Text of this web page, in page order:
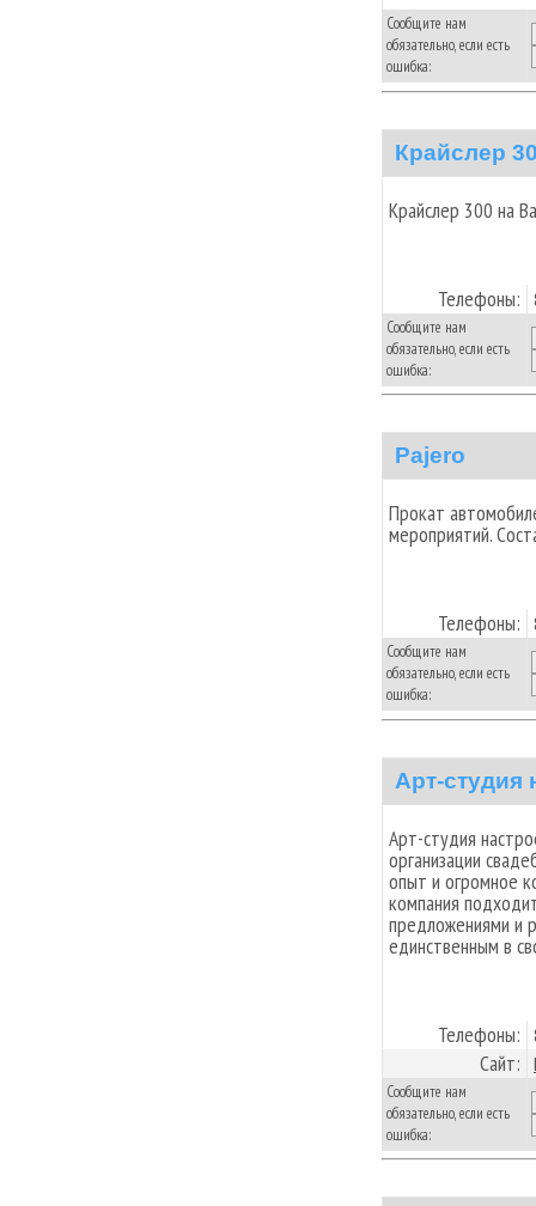
Сообщите нам
обязательно, если есть
ошибка:
Крайслер
Крайслер 300 на
Телефоны:
Сообщите нам
обязательно, если есть
ошибка:
Pajero
Прокат
мероприятий.
Телефоны:
Сообщите нам
обязательно, если есть
ошибка:
Арт-студия
Арт-студия
организации
опыт и огромное
компания
предложениями и
единственным в
Телефоны:
Сайт:
Сообщите нам
обязательно, если есть
ошибка: